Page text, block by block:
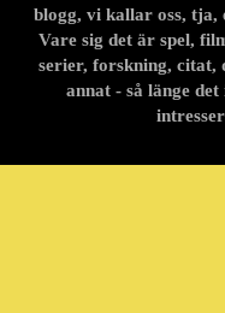
blogg, vi kallar oss, tja,
Vare sig det är spel,
serier, forskning, citat,
annat - så länge